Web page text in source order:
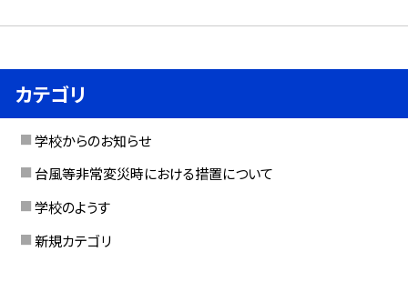
カテゴリ
学校からのお知らせ
台風等非常変災時における措置について
学校のようす
新規カテゴリ